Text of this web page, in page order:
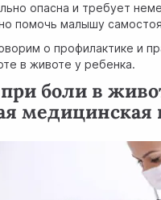
опасна и требует
помочь малышу
о профилактике и
в животе у ребенка.
боли в